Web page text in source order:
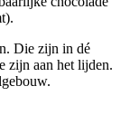
Die zijn in dé
zijn aan het lijden.